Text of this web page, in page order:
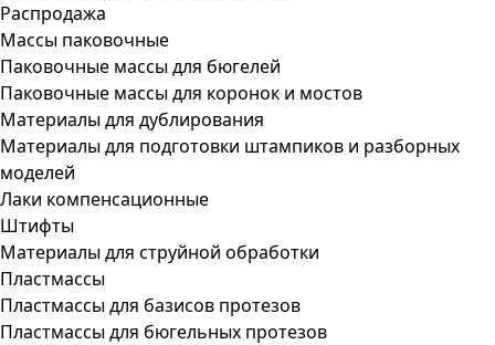
Распродажа
Массы паковочные
Паковочные массы для бюгелей
Паковочные массы для коронок и мостов
Материалы для дублирования
Материалы для подготовки штампиков и разборных
моделей
Лаки компенсационные
Штифты
Материалы для струйной обработки
Пластмассы
Пластмассы для базисов протезов
Пластмассы для бюгельных протезов